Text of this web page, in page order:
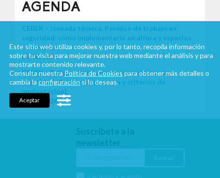
AGENDA
CEBEK - Jornada técnica. Permiso de trabajo en
seguridad: cómo implementarlo en altura y espacios
confinados
04/06/2026
CEBEK - Taller: Observaciones preventivas de
seguridad (Aplicación práctica y criterios de
implantación)
26/05/2026
Suscríbete a la
newsletter
Este sitio web utiliza cookies y, por lo tanto, recopila información
sobre tu visita para mejorar nuestra web mediante el análisis y para
mostrarte contenido relevante.
Consulta nuestraPolítica de Cookiespara obtener más detalles o
cambia laconfiguraciónsi lo deseas.
Aceptar